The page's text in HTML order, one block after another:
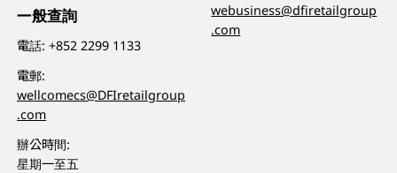
一般查詢
電話:+852 2299 1133
電郵:
wellcomecs@DFIretailgroup
.com
辦公時間:
星期一至五
webusiness@dfiretailgroup
.com